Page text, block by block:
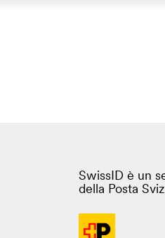
SwissID è un
della Posta